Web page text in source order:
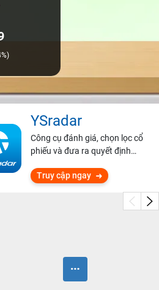
YSradar
Công cụ đánh giá, chọn lọc cổ
phiếu và đưa ra quyết định
Truy cập ngay